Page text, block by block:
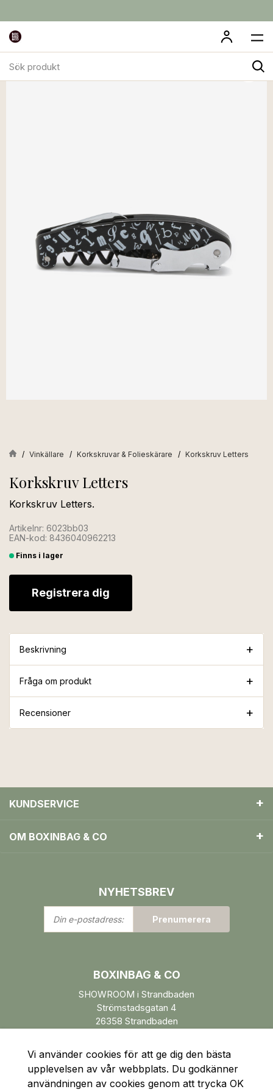
produkt
Vinkällare Korkskruvar & Folieskärare Korkskruv Letters
Korkskruv Letters
Korkskruv Letters.
Artikelnr: 6023bb03
EAN-kod: 8436040962213
Finns i lager
Registrera dig
Beskrivning
Fråga om produkt
Recensioner
KUNDSERVICE
OM BOXINBAG & CO
NYHETSBREV
Din
e-
Prenumerera
BOXINBAG & CO
SHOWROOM i Strandbaden
Strömstadsgatan 4
26358 Strandbaden
Vi använder cookies för att ge dig den bästa
upplevelsen av vår webbplats. Du godkänner
användningen av cookies genom att trycka OK